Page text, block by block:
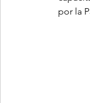
por la